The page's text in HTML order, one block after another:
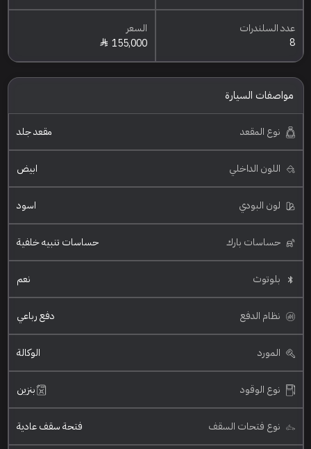
عدد السلندرات
8
السعر
155,000
مواصفات السيارة
نوع المقعد مقعد جلد
اللون الداخلي ابيض
لون البودي اسود
حساسات بارك حساسات تنبيه خلفية
بلوتوث نعم
نظام الدفع دفع رباعي
المورد الوكالة
نوع الوقود بنزين
نوع فتحات السقف فتحة سقف عادية